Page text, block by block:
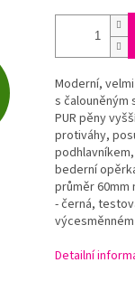
Moderní,
s čalouněným
PUR pěny
protiváhy,
bederní
průměr 60mm
- černá,
Detailní